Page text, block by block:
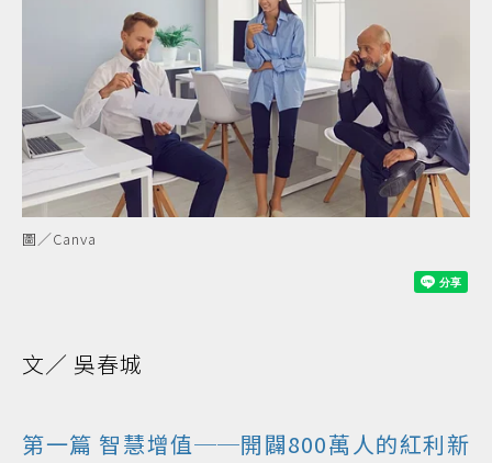
圖／Canva
文／ 吳春城
第一篇 智慧增值──開闢800萬人的紅利新